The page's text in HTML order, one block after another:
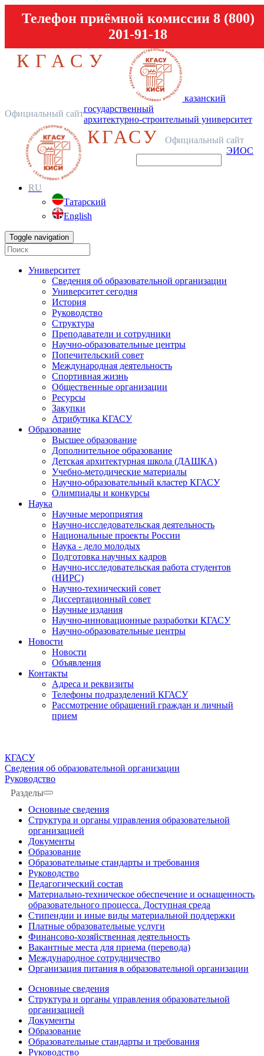
Телефон приёмной комиссии 8 (800)
201-91-18
КГАСУ
Официальный сайт
казанский
государственный
архитектурно-строительный университет
КГАСУ
Официальный сайт
ЭИОС
RU
Татарский
English
Toggle navigation
Университет
Сведения об образовательной организации
Университет сегодня
История
Руководство
Структура
Преподаватели и сотрудники
Научно-образовательные центры
Попечительский совет
Международная деятельность
Спортивная жизнь
Общественные организации
Ресурсы
Закупки
Атрибутика КГАСУ
Образование
Высшее образование
Дополнительное образование
Детская архитектурная школа (ДАШКА)
Учебно-методические материалы
Научно-образовательный кластер КГАСУ
Олимпиады и конкурсы
Наука
Научные мероприятия
Научно-исследовательская деятельность
Национальные проекты России
Наука - дело молодых
Подготовка научных кадров
Научно-исследовательская работа студентов
(НИРС)
Научно-технический совет
Диссертационный совет
Научные издания
Научно-инновационные разработки КГАСУ
Научно-образовательные центры
Новости
Новости
Объявления
Контакты
Адреса и реквизиты
Телефоны подразделений КГАСУ
Рассмотрение обращений граждан и личный
прием
КГАСУ
Сведения об образовательной организации
Руководство
Разделы
Основные сведения
Структура и органы управления образовательной
организацией
Документы
Образование
Образовательные стандарты и требования
Руководство
Педагогический состав
Материально-техническое обеспечение и оснащенность
образовательного процесса. Доступная среда
Стипендии и иные виды материальной поддержки
Платные образовательные услуги
Финансово-хозяйственная деятельность
Вакантные места для приема (перевода)
Международное сотрудничество
Организация питания в образовательной организации
Основные сведения
Структура и органы управления образовательной
организацией
Документы
Образование
Образовательные стандарты и требования
Руководство